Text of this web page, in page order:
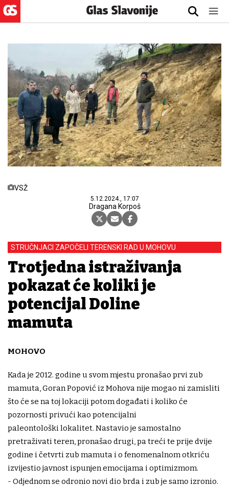
VSŽ
5.12.2024., 17:07
Dragana Korpoš
STRUČNJACI ZAPOČELI TERENSKI RAD U MOHOVU
Trotjedna istraživanja
pokazat će koliki je
potencijal Doline
mamuta
MOHOVO
Kada je 2012. godine u svom mjestu pronašao prvi zub
mamuta, Goran Popović iz Mohova nije mogao ni zamisliti
što će se na toj lokaciji potom događati i koliko će
pozornosti privući kao potencijalni
paleontološki lokalitet. Nastavio je samostalno
pretraživati teren, pronašao drugi, pa treći te prije dvije
godine i četvrti zub mamuta i o fenomenalnom otkriću
izvijestio javnost ispunjen emocijama i optimizmom.
- Odjednom se odronio novi dio brda i zub je samo izronio.